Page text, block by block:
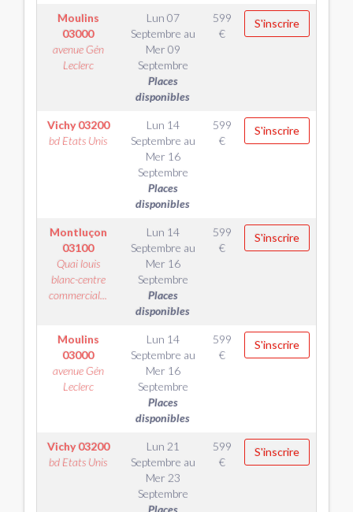
Moulins
03000
avenue Gén
Leclerc
Lun 07
Septembre au
Mer 09
Septembre
Places
disponibles
599
€
S'inscrire
Vichy03200
bd Etats Unis
Lun 14
Septembre au
Mer 16
Septembre
Places
disponibles
599
€
S'inscrire
Montluçon
03100
Quai louis
blanc-centre
commercial...
Lun 14
Septembre au
Mer 16
Septembre
Places
disponibles
599
€
S'inscrire
Moulins
03000
avenue Gén
Leclerc
Lun 14
Septembre au
Mer 16
Septembre
Places
disponibles
599
€
S'inscrire
Vichy03200
bd Etats Unis
Lun 21
Septembre au
Mer 23
Septembre
Places
599
€
S'inscrire